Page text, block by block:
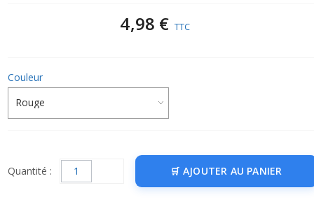
4,98 € TTC
Couleur
Quantité : AJOUTER AU PANIER